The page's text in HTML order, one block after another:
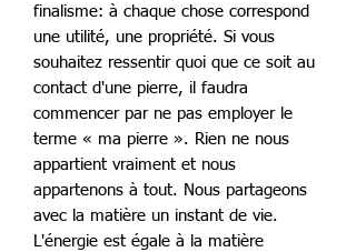
finalisme: à chaque chose correspond
une utilité, une propriété. Si vous
souhaitez ressentir quoi que ce soit au
contact d'une pierre, il faudra
commencer par ne pas employer le
terme « ma pierre ». Rien ne nous
appartient vraiment et nous
appartenons à tout. Nous partageons
avec la matière un instant de vie.
L'énergie est égale à la matière